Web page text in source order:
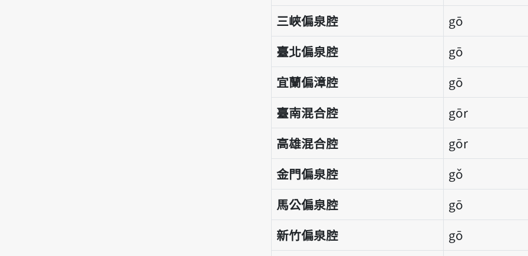
三峽偏泉腔
gō
臺北偏泉腔
gō
宜蘭偏漳腔
gō
臺南混合腔
gōr
高雄混合腔
gōr
金門偏泉腔
gǒ
馬公偏泉腔
gō
新竹偏泉腔
gō